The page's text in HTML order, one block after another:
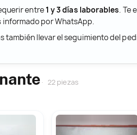
entre1 y 3 días laborables. Te
informado por WhatsApp.
llevar el seguimiento del
22 piezas